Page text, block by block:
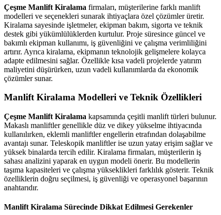
Çeşme Manlift Kiralama firmaları, müşterilerine farklı manlift
modelleri ve seçenekleri sunarak ihtiyaçlara özel çözümler üretir.
Kiralama sayesinde işletmeler, ekipman bakım, sigorta ve teknik
destek gibi yükümlülüklerden kurtulur. Proje süresince güncel ve
bakımlı ekipman kullanımı, iş güvenliğini ve çalışma verimliliğini
artırır. Ayrıca kiralama, ekipmanın teknolojik gelişmelere kolayca
adapte edilmesini sağlar. Özellikle kısa vadeli projelerde yatırım
maliyetini düşürürken, uzun vadeli kullanımlarda da ekonomik
çözümler sunar.
Manlift Kiralama Modelleri ve Teknik Özellikleri
Çeşme Manlift Kiralama kapsamında çeşitli manlift türleri bulunur.
Makaslı manliftler genellikle düz ve dikey yükselme ihtiyacında
kullanılırken, eklemli manliftler engellerin etrafından dolaşabilme
avantajı sunar. Teleskopik manliftler ise uzun yatay erişim sağlar ve
yüksek binalarda tercih edilir. Kiralama firmaları, müşterilerin iş
sahası analizini yaparak en uygun modeli önerir. Bu modellerin
taşıma kapasiteleri ve çalışma yükseklikleri farklılık gösterir. Teknik
özelliklerin doğru seçilmesi, iş güvenliği ve operasyonel başarının
anahtarıdır.
Manlift Kiralama Sürecinde Dikkat Edilmesi Gerekenler